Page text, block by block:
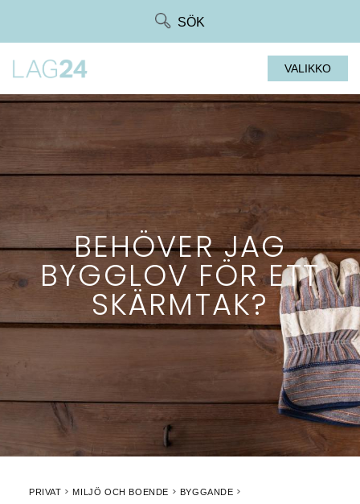
SÖK
VALIKKO
BEHÖVER JAG
BYGGLOV FÖR ETT
SKÄRMTAK?
PRIVAT MILJÖ OCH BOENDE BYGGANDE